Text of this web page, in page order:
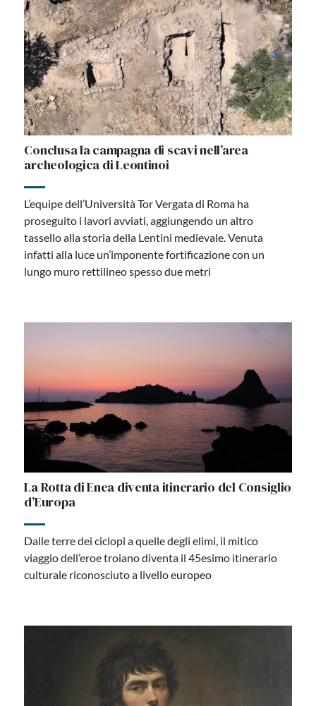
Conclusa la campagna di scavi nell’area
archeologica di Leontinoi
L’equipe dell’Università Tor Vergata di Roma ha
proseguito i lavori avviati, aggiungendo un altro
tassello alla storia della Lentini medievale. Venuta
infatti alla luce un’imponente fortificazione con un
lungo muro rettilineo spesso due metri
La Rotta di Enea diventa itinerario del Consiglio
d’Europa
Dalle terre dei ciclopi a quelle degli elimi, il mitico
viaggio dell’eroe troiano diventa il 45esimo itinerario
culturale riconosciuto a livello europeo